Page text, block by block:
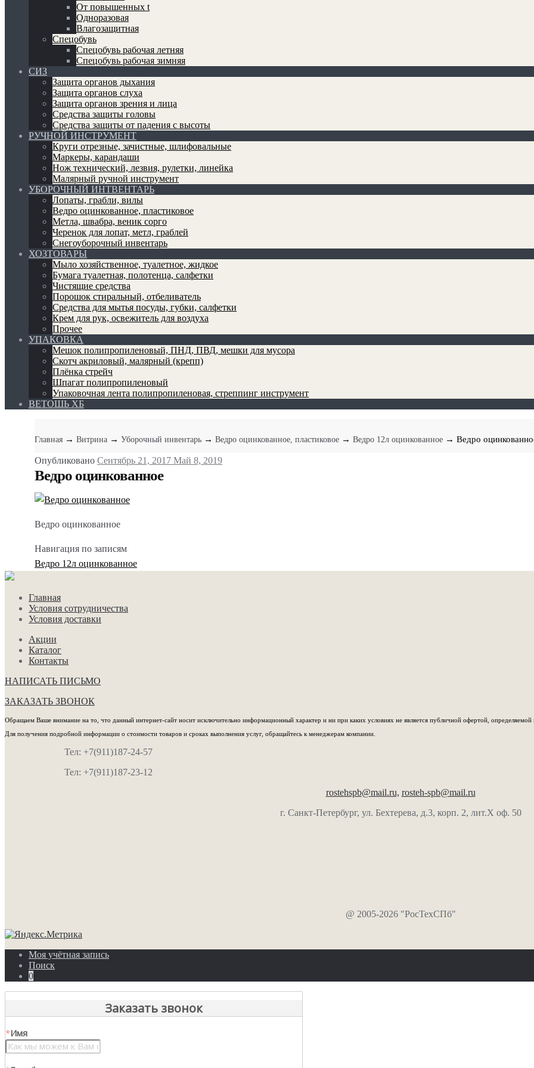
От повышенных t
Одноразовая
Влагозащитная
Спецобувь
Спецобувь рабочая летняя
Спецобувь рабочая зимняя
СИЗ
Защита органов дыхания
Защита органов слуха
Защита органов зрения и лица
Средства защиты головы
Средства защиты от падения с высоты
РУЧНОЙ ИНСТРУМЕНТ
Круги отрезные, зачистные, шлифовальные
Маркеры, карандаши
Нож технический, лезвия, рулетки, линейка
Малярный ручной инструмент
УБОРОЧНЫЙ ИНТВЕНТАРЬ
Лопаты, грабли, вилы
Ведро оцинкованное, пластиковое
Метла, швабра, веник сорго
Черенок для лопат, метл, граблей
Снегоуборочный инвентарь
ХОЗТОВАРЫ
Мыло хозяйственное, туалетное, жидкое
Бумага туалетная, полотенца, салфетки
Чистящие средства
Порошок стиральный, отбеливатель
Средства для мытья посуды, губки, салфетки
Крем для рук, освежитель для воздуха
Прочее
УПАКОВКА
Мешок полипропиленовый, ПНД, ПВД, мешки для мусора
Скотч акриловый, малярный (крепп)
Плёнка стрейч
Шпагат полипропиленовый
Упаковочная лента полипропиленовая, стреппинг инструмент
ВЕТОШЬ ХБ
Главная → Витрина → Уборочный инвентарь → Ведро оцинкованное, пластиковое → Ведро 12л оцинкованное → Ведро
Опубликовано Сентябрь 21, 2017 Май 8, 2019
Ведро оцинкованное
Ведро оцинкованное
Навигация по записям
Ведро 12л оцинкованное
Главная
Условия сотрудничества
Условия доставки
Акции
Каталог
Контакты
НАПИСАТЬ ПИСЬМО
ЗАКАЗАТЬ ЗВОНОК
Обращаем Ваше внимание на то, что данный интернет-сайт носит исключительно информационный характер и ни при каких условиях не является публичной офертой,
Для получения подробной информации о стоимости товаров и сроках выполнения услуг, обращайтесь к менеджерам компании.
Тел: +7(911)187-24-57
Тел: +7(911)187-23-12
rostehspb@mail.ru, rosteh-spb@mail.ru
г. Санкт-Петербург, ул. Бехтерева, д.3, корп. 2, лит.Х оф. 50
@ 2005-2026 "РосТехСПб"
Моя учётная запись
Поиск
0
Заказать звонок
*Имя